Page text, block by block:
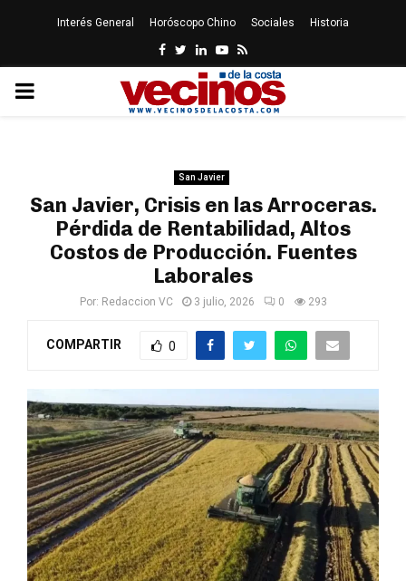
Interés General Horóscopo Chino Sociales Historia
Facebook
Twitter
LinkedinYoutube
Rss
PRIMARY
San Javier
San Javier, Crisis en las Arroceras.
Pérdida de Rentabilidad, Altos
Costos de Producción. Fuentes
Laborales
Por: Redaccion VC 3 julio, 2026 0 293
COMPARTIR 0